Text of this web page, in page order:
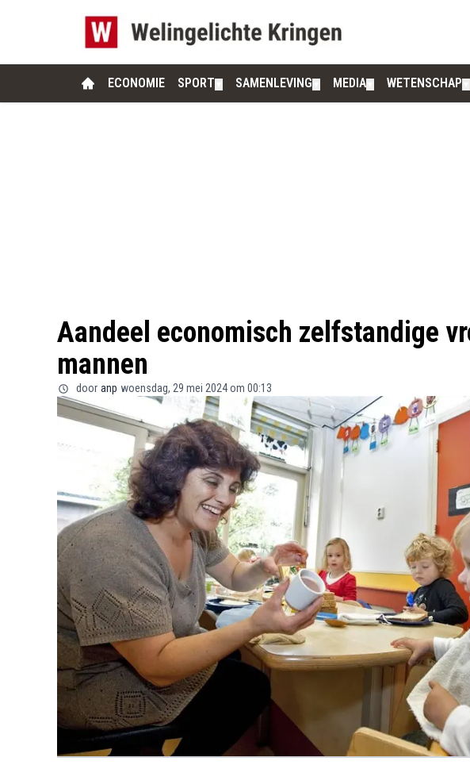
ECONOMIE SPORT SAMENLEVING MEDIA WETENSCHAP
Aandeel economisch zelfstandige
mannen
door anp woensdag, 29 mei 2024 om 00:13